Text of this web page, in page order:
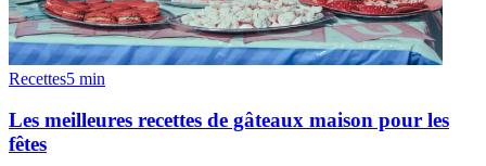
Recettes5 min
Les meilleures recettes de gâteaux maison pour les
fêtes